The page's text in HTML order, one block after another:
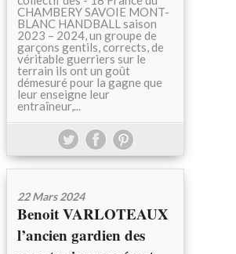
CHAMBERY SAVOIE MONT-
BLANC HANDBALL saison
2023 – 2024, un groupe de
garçons gentils, corrects, de
véritable guerriers sur le
terrain ils ont un goût
démesuré pour la gagne que
leur enseigne leur
entraîneur,...
22 Mars 2024
Benoit VARLOTEAUX
l’ancien gardien des